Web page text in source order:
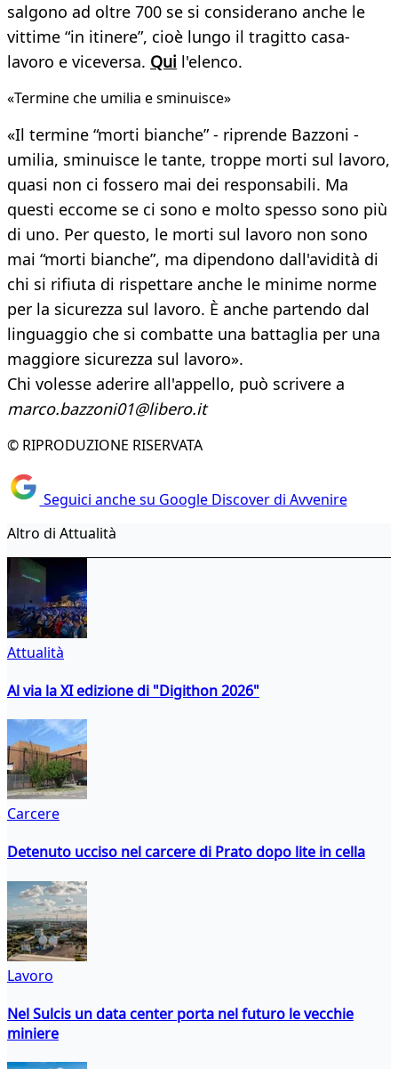
salgono ad oltre 700 se si considerano anche le
vittime “in itinere”, cioè lungo il tragitto casa-
lavoro e viceversa. Qui l'elenco.
«Termine che umilia e sminuisce»
«Il termine “morti bianche” - riprende Bazzoni -
umilia, sminuisce le tante, troppe morti sul lavoro,
quasi non ci fossero mai dei responsabili. Ma
questi eccome se ci sono e molto spesso sono più
di uno. Per questo, le morti sul lavoro non sono
mai “morti bianche”, ma dipendono dall'avidità di
chi si rifiuta di rispettare anche le minime norme
per la sicurezza sul lavoro. È anche partendo dal
linguaggio che si combatte una battaglia per una
maggiore sicurezza sul lavoro».
Chi volesse aderire all'appello, può scrivere a
marco.bazzoni01@libero.it
© RIPRODUZIONE RISERVATA
Seguici anche su Google Discover di Avvenire
Altro di Attualità
Attualità
Al via la XI edizione di "Digithon 2026"
Carcere
Detenuto ucciso nel carcere di Prato dopo lite in cella
Lavoro
Nel Sulcis un data center porta nel futuro le vecchie
miniere